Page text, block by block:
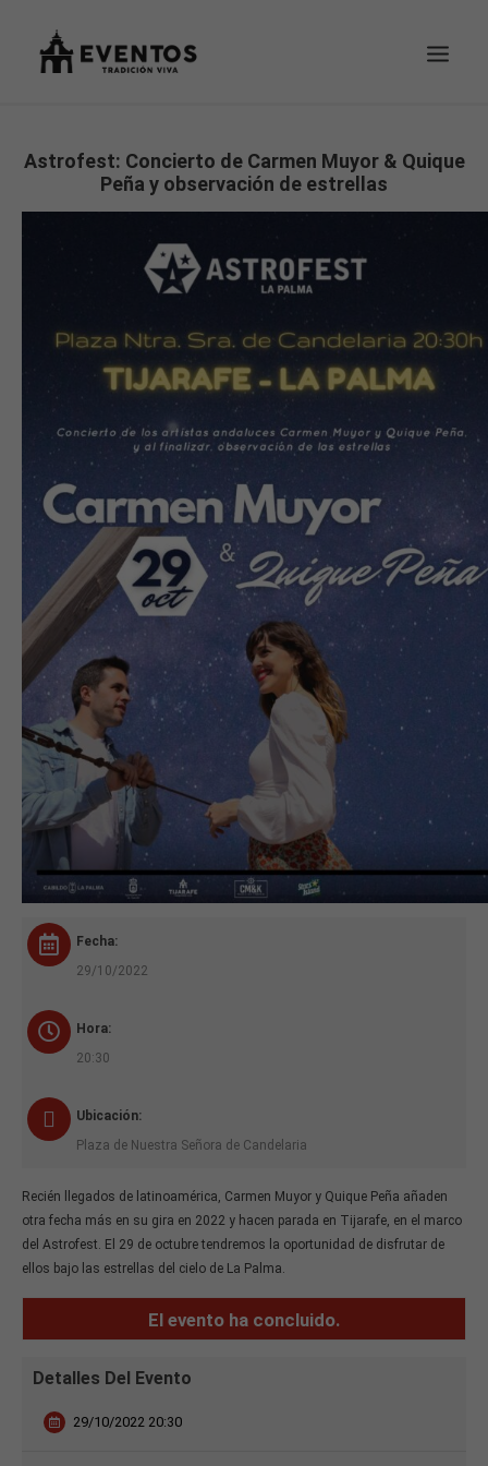
EVENTOS
TU PEDIDO
Astrofest: Concierto de Carmen Muyor & Quique
Peña y observación de estrellas
Fecha:
29/10/2022
Hora:
20:30
Ubicación:
Plaza de Nuestra Señora de Candelaria
Recién llegados de latinoamérica, Carmen Muyor y Quique Peña añaden
otra fecha más en su gira en 2022 y hacen parada en Tijarafe, en el marco
del Astrofest. El 29 de octubre tendremos la oportunidad de disfrutar de
ellos bajo las estrellas del cielo de La Palma.
El evento ha concluido.
Detalles Del Evento
29/10/2022 20:30